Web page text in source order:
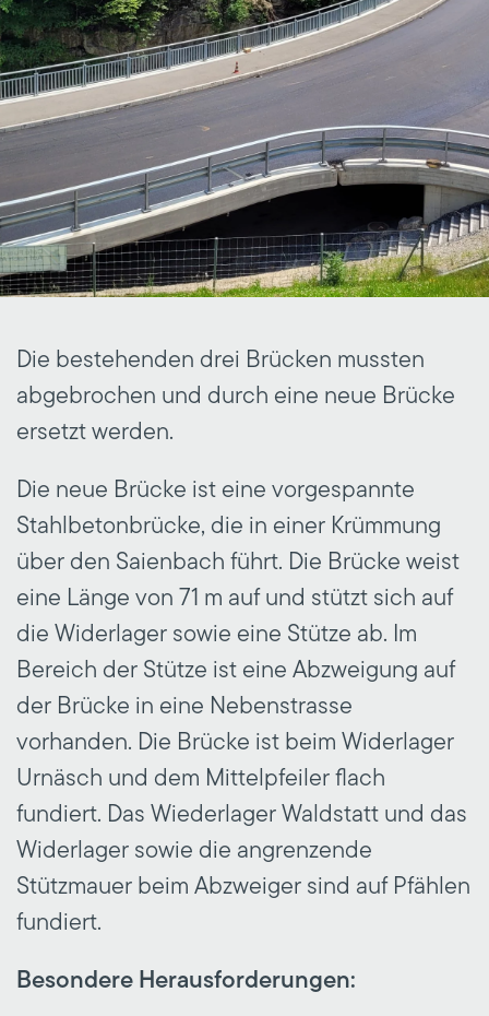
Die bestehenden drei Brücken mussten
abgebrochen und durch eine neue Brücke
ersetzt werden.
Die neue Brücke ist eine vorgespannte
Stahlbetonbrücke, die in einer Krümmung
über den Saienbach führt. Die Brücke weist
eine Länge von 71 m auf und stützt sich auf
die Widerlager sowie eine Stütze ab. Im
Bereich der Stütze ist eine Abzweigung auf
der Brücke in eine Nebenstrasse
vorhanden. Die Brücke ist beim Widerlager
Urnäsch und dem Mittelpfeiler flach
fundiert. Das Wiederlager Waldstatt und das
Widerlager sowie die angrenzende
Stützmauer beim Abzweiger sind auf Pfählen
fundiert.
Besondere Herausforderungen: